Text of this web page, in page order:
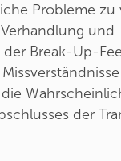
Probleme zu
und
Break-Up-
der